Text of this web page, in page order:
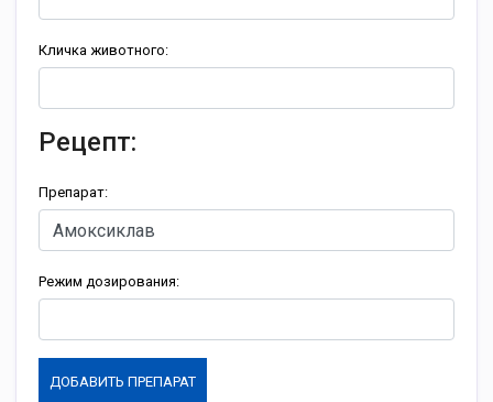
Кличка животного:
Рецепт:
Препарат:
Режим дозирования:
ДОБАВИТЬ ПРЕПАРАТ